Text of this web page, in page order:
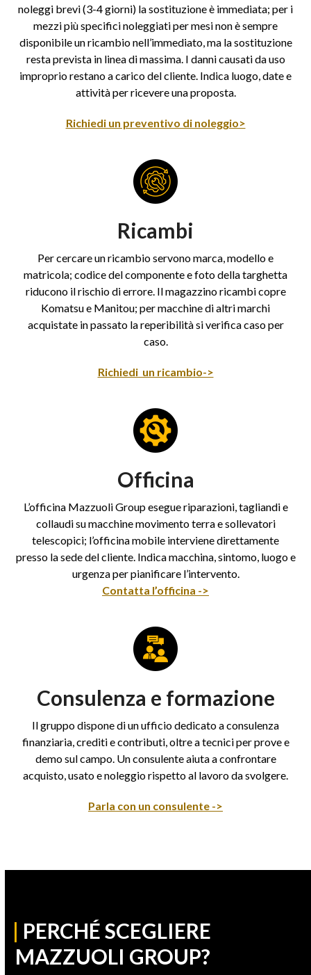
noleggi brevi (3-4 giorni) la sostituzione è immediata; per i
mezzi più specifici noleggiati per mesi non è sempre
disponibile un ricambio nell’immediato, ma la sostituzione
resta prevista in linea di massima. I danni causati da uso
improprio restano a carico del cliente. Indica luogo, date e
attività per ricevere una proposta.
Richiedi un preventivo di noleggio>
Ricambi
Per cercare un ricambio servono marca, modello e
matricola; codice del componente e foto della targhetta
riducono il rischio di errore. Il magazzino ricambi copre
Komatsu e Manitou; per macchine di altri marchi
acquistate in passato la reperibilità si verifica caso per
caso.
Richiedi un ricambio->
Officina
L’officina Mazzuoli Group esegue riparazioni, tagliandi e
collaudi su macchine movimento terra e sollevatori
telescopici; l’officina mobile interviene direttamente
presso la sede del cliente. Indica macchina, sintomo, luogo e
urgenza per pianificare l’intervento.
Contatta l’officina ->
Consulenza e formazione
Il gruppo dispone di un ufficio dedicato a consulenza
finanziaria, crediti e contributi, oltre a tecnici per prove e
demo sul campo. Un consulente aiuta a confrontare
acquisto, usato e noleggio rispetto al lavoro da svolgere.
Parla con un consulente ->
| PERCHÉ SCEGLIERE
MAZZUOLI GROUP?